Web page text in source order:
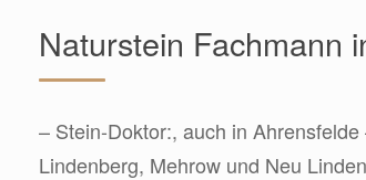
Naturstein Fachmann
– Stein-Doktor:, auch in Ahrensfelde
Lindenberg, Mehrow und Neu